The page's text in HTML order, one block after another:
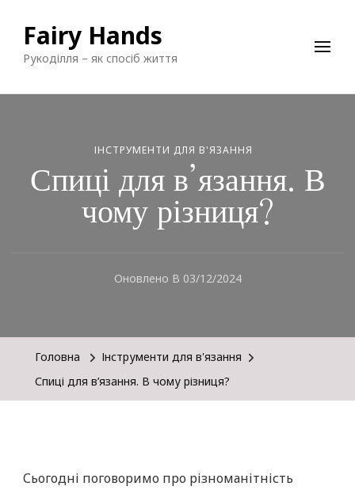
Fairy Hands
Рукоділля – як спосіб життя
ІНСТРУМЕНТИ ДЛЯ В'ЯЗАННЯ
Спиці для в’язання. В
чому різниця?
Оновлено В 03/12/2024
Головна
Інструменти для в'язання
Спиці для в’язання. В чому різниця?
Сьогодні поговоримо про різноманітність